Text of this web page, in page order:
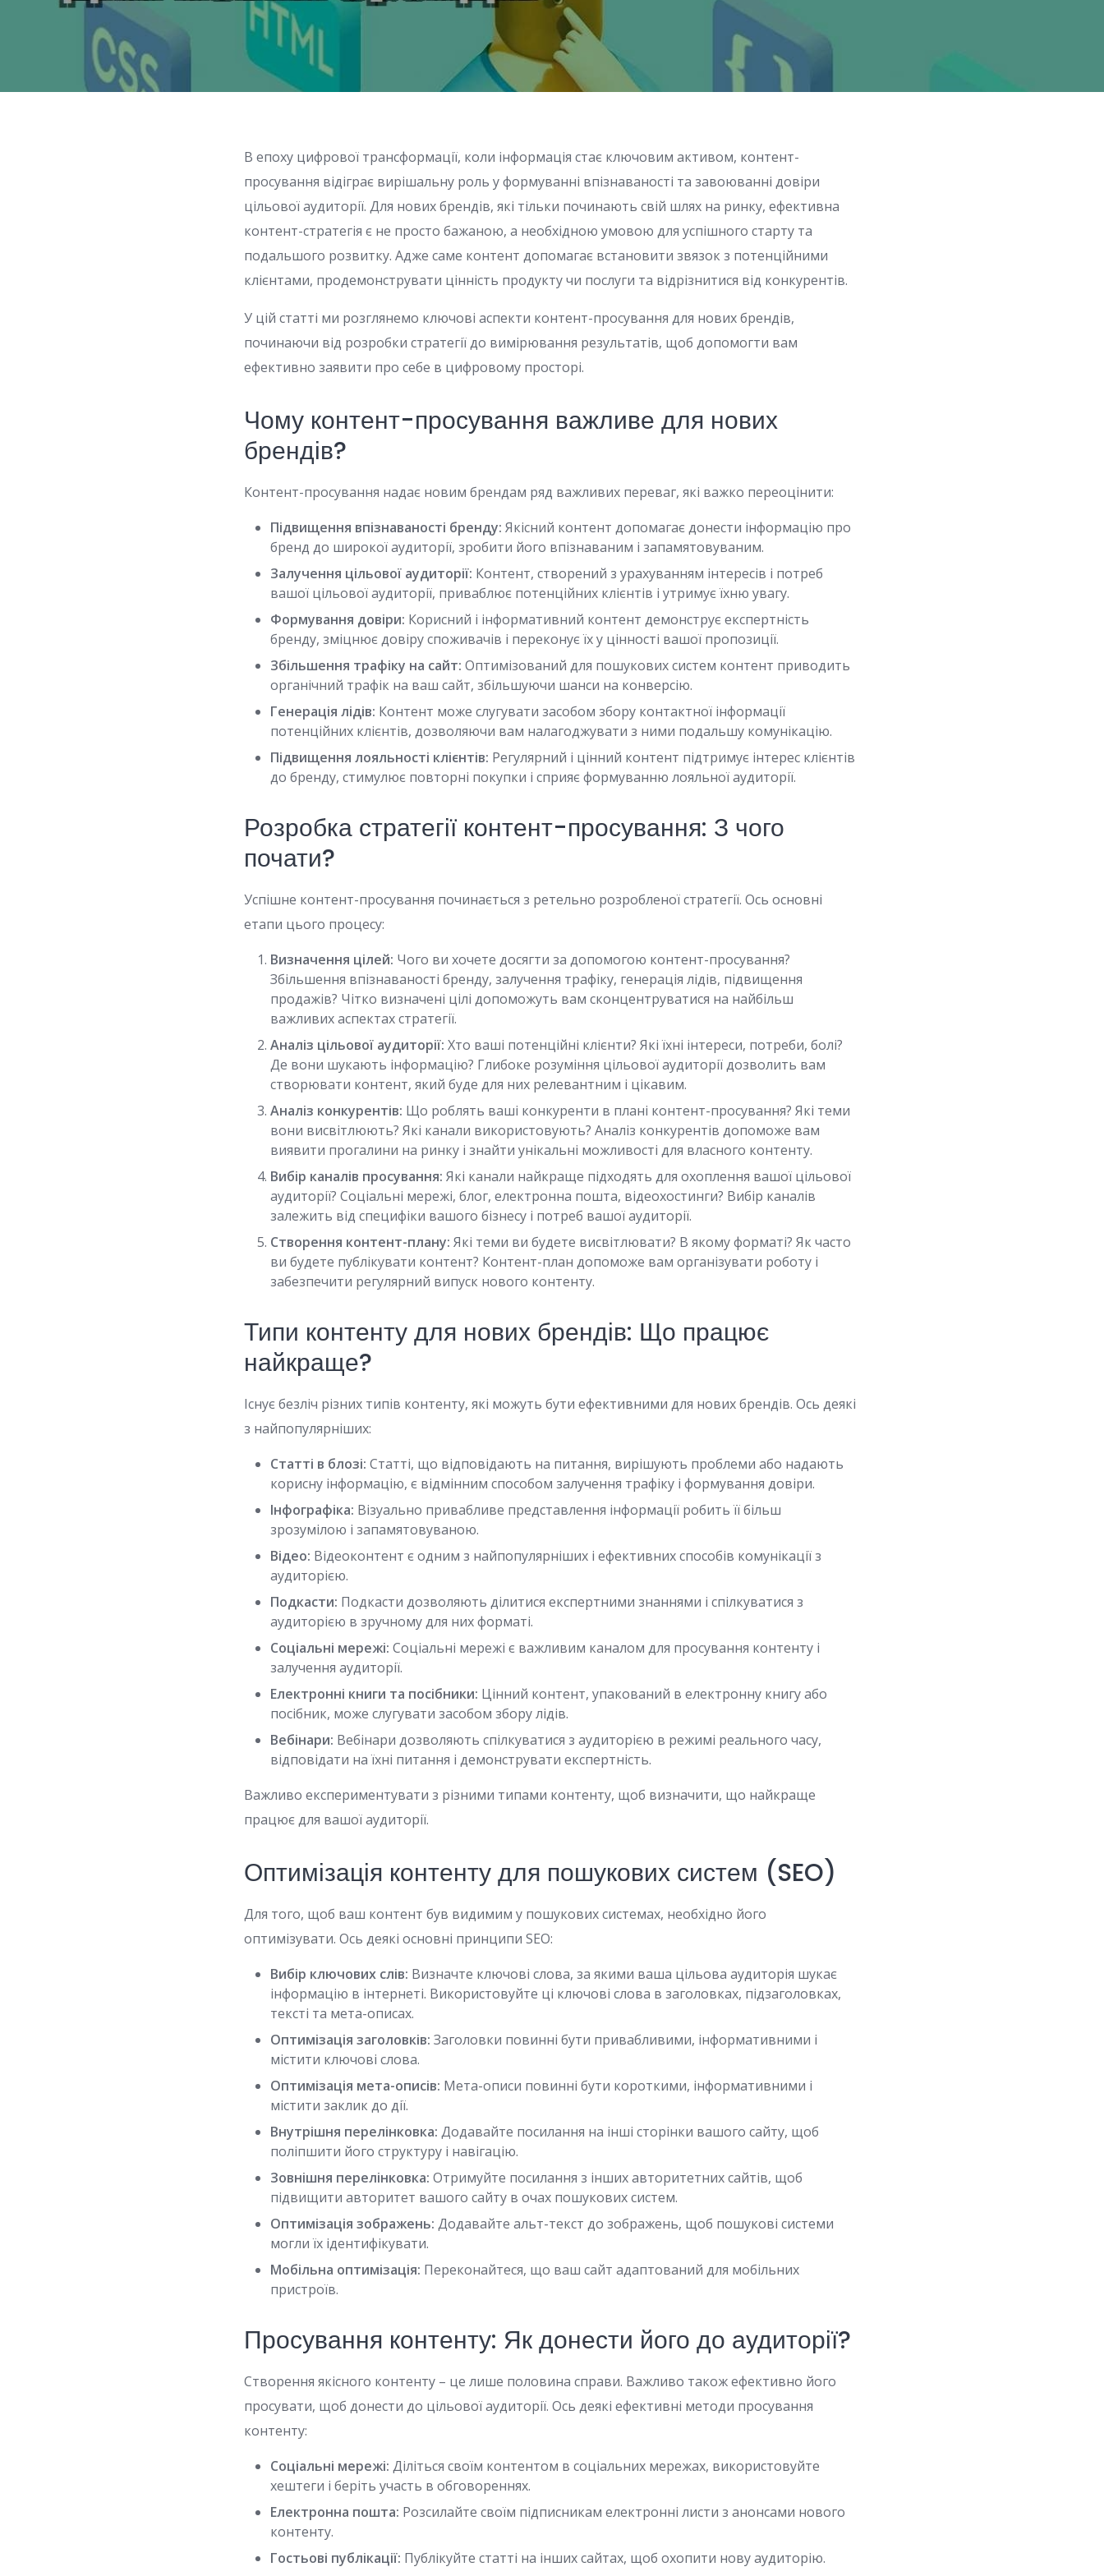
В епоху цифрової трансформації, коли інформація стає ключовим активом, контент-
просування відіграє вирішальну роль у формуванні впізнаваності та завоюванні довіри
цільової аудиторії. Для нових брендів, які тільки починають свій шлях на ринку, ефективна
контент-стратегія є не просто бажаною, а необхідною умовою для успішного старту та
подальшого розвитку. Адже саме контент допомагає встановити звязок з потенційними
клієнтами, продемонструвати цінність продукту чи послуги та відрізнитися від конкурентів.
У цій статті ми розглянемо ключові аспекти контент-просування для нових брендів,
починаючи від розробки стратегії до вимірювання результатів, щоб допомогти вам
ефективно заявити про себе в цифровому просторі.
Чому контент-просування важливе для нових
брендів?
Контент-просування надає новим брендам ряд важливих переваг, які важко переоцінити:
Підвищення впізнаваності бренду: Якісний контент допомагає донести інформацію про
бренд до широкої аудиторії, зробити його впізнаваним і запамятовуваним.
Залучення цільової аудиторії: Контент, створений з урахуванням інтересів і потреб
вашої цільової аудиторії, приваблює потенційних клієнтів і утримує їхню увагу.
Формування довіри: Корисний і інформативний контент демонструє експертність
бренду, зміцнює довіру споживачів і переконує їх у цінності вашої пропозиції.
Збільшення трафіку на сайт: Оптимізований для пошукових систем контент приводить
органічний трафік на ваш сайт, збільшуючи шанси на конверсію.
Генерація лідів: Контент може слугувати засобом збору контактної інформації
потенційних клієнтів, дозволяючи вам налагоджувати з ними подальшу комунікацію.
Підвищення лояльності клієнтів: Регулярний і цінний контент підтримує інтерес клієнтів
до бренду, стимулює повторні покупки і сприяє формуванню лояльної аудиторії.
Розробка стратегії контент-просування: З чого
почати?
Успішне контент-просування починається з ретельно розробленої стратегії. Ось основні
етапи цього процесу:
Визначення цілей: Чого ви хочете досягти за допомогою контент-просування?
Збільшення впізнаваності бренду, залучення трафіку, генерація лідів, підвищення
продажів? Чітко визначені цілі допоможуть вам сконцентруватися на найбільш
важливих аспектах стратегії.
Аналіз цільової аудиторії: Хто ваші потенційні клієнти? Які їхні інтереси, потреби, болі?
Де вони шукають інформацію? Глибоке розуміння цільової аудиторії дозволить вам
створювати контент, який буде для них релевантним і цікавим.
Аналіз конкурентів: Що роблять ваші конкуренти в плані контент-просування? Які теми
вони висвітлюють? Які канали використовують? Аналіз конкурентів допоможе вам
виявити прогалини на ринку і знайти унікальні можливості для власного контенту.
Вибір каналів просування: Які канали найкраще підходять для охоплення вашої цільової
аудиторії? Соціальні мережі, блог, електронна пошта, відеохостинги? Вибір каналів
залежить від специфіки вашого бізнесу і потреб вашої аудиторії.
Створення контент-плану: Які теми ви будете висвітлювати? В якому форматі? Як часто
ви будете публікувати контент? Контент-план допоможе вам організувати роботу і
забезпечити регулярний випуск нового контенту.
Типи контенту для нових брендів: Що працює
найкраще?
Існує безліч різних типів контенту, які можуть бути ефективними для нових брендів. Ось деякі
з найпопулярніших:
Статті в блозі: Статті, що відповідають на питання, вирішують проблеми або надають
корисну інформацію, є відмінним способом залучення трафіку і формування довіри.
Інфографіка: Візуально привабливе представлення інформації робить її більш
зрозумілою і запамятовуваною.
Відео: Відеоконтент є одним з найпопулярніших і ефективних способів комунікації з
аудиторією.
Подкасти: Подкасти дозволяють ділитися експертними знаннями і спілкуватися з
аудиторією в зручному для них форматі.
Соціальні мережі: Соціальні мережі є важливим каналом для просування контенту і
залучення аудиторії.
Електронні книги та посібники: Цінний контент, упакований в електронну книгу або
посібник, може слугувати засобом збору лідів.
Вебінари: Вебінари дозволяють спілкуватися з аудиторією в режимі реального часу,
відповідати на їхні питання і демонструвати експертність.
Важливо експериментувати з різними типами контенту, щоб визначити, що найкраще
працює для вашої аудиторії.
Оптимізація контенту для пошукових систем (SEO)
Для того, щоб ваш контент був видимим у пошукових системах, необхідно його
оптимізувати. Ось деякі основні принципи SEO:
Вибір ключових слів: Визначте ключові слова, за якими ваша цільова аудиторія шукає
інформацію в інтернеті. Використовуйте ці ключові слова в заголовках, підзаголовках,
тексті та мета-описах.
Оптимізація заголовків: Заголовки повинні бути привабливими, інформативними і
містити ключові слова.
Оптимізація мета-описів: Мета-описи повинні бути короткими, інформативними і
містити заклик до дії.
Внутрішня перелінковка: Додавайте посилання на інші сторінки вашого сайту, щоб
поліпшити його структуру і навігацію.
Зовнішня перелінковка: Отримуйте посилання з інших авторитетних сайтів, щоб
підвищити авторитет вашого сайту в очах пошукових систем.
Оптимізація зображень: Додавайте альт-текст до зображень, щоб пошукові системи
могли їх ідентифікувати.
Мобільна оптимізація: Переконайтеся, що ваш сайт адаптований для мобільних
пристроїв.
Просування контенту: Як донести його до аудиторії?
Створення якісного контенту – це лише половина справи. Важливо також ефективно його
просувати, щоб донести до цільової аудиторії. Ось деякі ефективні методи просування
контенту:
Соціальні мережі: Діліться своїм контентом в соціальних мережах, використовуйте
хештеги і беріть участь в обговореннях.
Електронна пошта: Розсилайте своїм підписникам електронні листи з анонсами нового
контенту.
Гостьові публікації: Публікуйте статті на інших сайтах, щоб охопити нову аудиторію.